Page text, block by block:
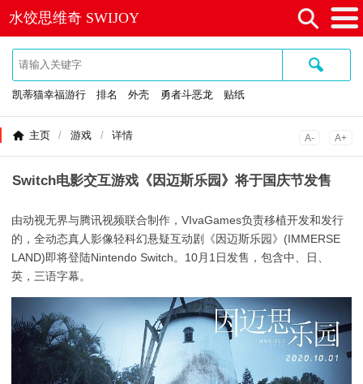
水饺思维奇 SWIJOY ⚲
≡
🔍
凯蒂猫幸福游行 排名 外壳 勇者斗恶龙 贴纸
主页 / 游戏 / 详情 A- A+
Switch电影交互游戏《因迈斯乐园》将于国庆节发售
由动视无界与腾讯视频联合制作，VIvaGames负责移植开发和发行
的，全动态真人影像轻科幻悬疑互动剧《因迈斯乐园》(IMMERSE
LAND)即将登陆Nintendo Switch。10月1日发售，包含中、日、
英，三语字幕。